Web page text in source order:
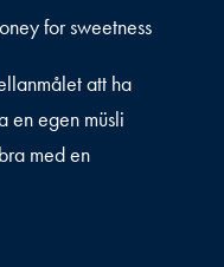
att ha
en egen müsli
med en